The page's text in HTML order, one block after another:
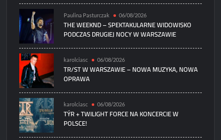
Paulina Pasturczak 06/08/2026
THE WEEKND – SPEKTAKULARNE WIDOWISKO
PODCZAS DRUGIEJ NOCY W WARSZAWIE
karolciasc 06/08/2026
TR/ST W WARSZAWIE – NOWA MUZYKA, NOWA
OPRAWA
karolciasc 06/08/2026
TÝR + TWILIGHT FORCE NA KONCERCIE W
POLSCE!